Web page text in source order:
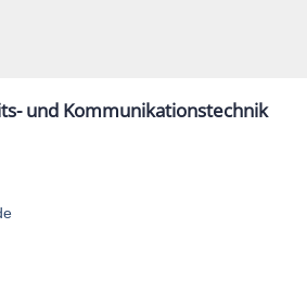
und Kommunikationstechnik